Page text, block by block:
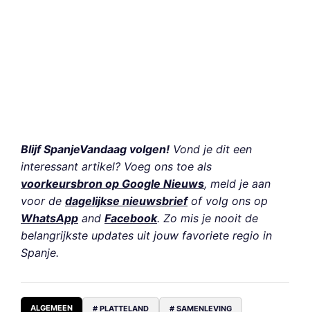
Blijf SpanjeVandaag volgen! Vond je dit een
interessant artikel? Voeg ons toe als
voorkeursbron op Google Nieuws, meld je aan
voor de dagelijkse nieuwsbriefof volg ons op
WhatsApp and Facebook. Zo mis je nooit de
belangrijkste updates uit jouw favoriete regio in
Spanje.
ALGEMEEN # PLATTELAND # SAMENLEVING